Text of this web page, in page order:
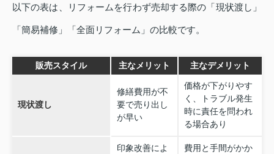
以下の表は、リフォームを行わず売却する際の「現状渡し」
「簡易補修」「全面リフォーム」の比較です。
販売スタイル 主なメリット 主なデメリット
現状渡し
修繕費用が不
要で売り出し
が早い
価格が下がりやす
く、トラブル発生
時に責任を問われ
る場合あり
印象改善によ
費用と手間がかか